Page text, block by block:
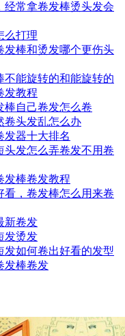
经常拿卷发棒烫头发会
么打理
发棒和烫发哪个更伤头
不能旋转的和能旋转的
发教程
棒自己卷发怎么卷
卷头发乱怎么办
发器十大排名
头发怎么弄卷发不用卷
发棒卷发教程
看，卷发棒怎么用来卷
新卷发
发烫发
发如何卷出好看的发型
发棒卷发